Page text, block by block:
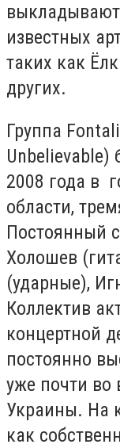
известных
таких как
других.
Группа
Unbelievable)
2008 года в
области,
Постоянный
Холошев
(ударные),
Коллектив
концертной
постоянно
уже почти во
Украины. На
как